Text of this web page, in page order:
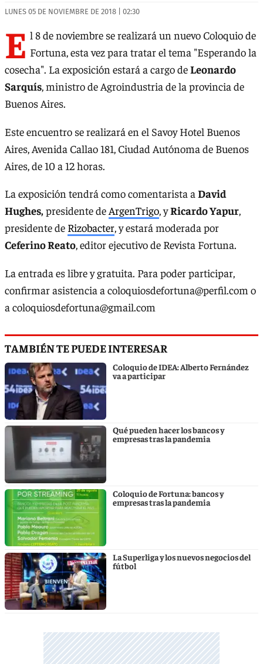
LUNES 05 DE NOVIEMBRE DE 2018 | 02:30
E l 8 de noviembre se realizará un nuevo Coloquio de
Fortuna, esta vez para tratar el tema "Esperando la
cosecha". La exposición estará a cargo deLeonardo
Sarquís, ministro de Agroindustria de la provincia de
Buenos Aires.
Este encuentro se realizará en el Savoy Hotel Buenos
Aires, Avenida Callao 181, Ciudad Autónoma de Buenos
Aires, de 10 a 12 horas.
La exposición tendrá como comentarista a David
Hughes,presidente de ArgenTrigo, yRicardo Yapur,
presidente de Rizobacter, y estará moderada por
Ceferino Reato, editor ejecutivo de Revista Fortuna.
La entrada es libre y gratuita. Para poder participar,
confirmar asistencia a coloquiosdefortuna@perfil.com o
a coloquiosdefortuna@gmail.com
TAMBIÉN TE PUEDE INTERESAR
Coloquio de IDEA: Alberto Fernández
va a participar
Qué pueden hacer los bancos y
empresas tras la pandemia
Coloquio de Fortuna: bancos y
empresas tras la pandemia
La Superliga y los nuevos negocios del
fútbol